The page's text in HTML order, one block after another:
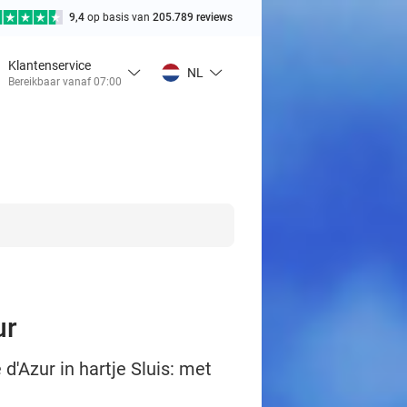
9,4 op basis van 205.789 reviews
Klantenservice
Bereikbaar vanaf 07:00
NL
in hartje Sluis: met